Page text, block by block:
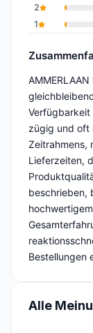
2
1
Verfügbarkeit
zügig und oft
Zeitrahmens,
Lieferzeiten,
beschrieben,
Bestellungen
Alle